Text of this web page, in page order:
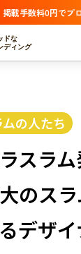
掲載手数料0円でプ
ドな
ディング
からさがす
らさがす
支援金額が多い
終了日が近い
がす
福祉
子ど
人権・マイノ
ムの人たち
ラスラ
のス
デザ